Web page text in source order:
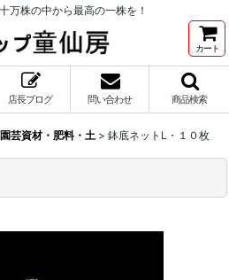
万株の中から最高の一株を！
カート
店長ブログ 問い合わせ 商品検索
園芸資材・肥料・土 > 鉢底ネットL・１０枚